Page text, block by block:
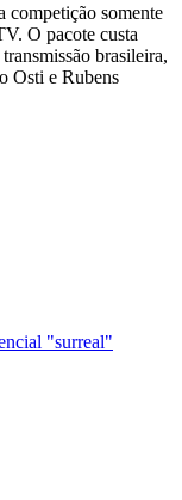
competição somente
O pacote custa
brasileira,
Osti e Rubens
"surreal"